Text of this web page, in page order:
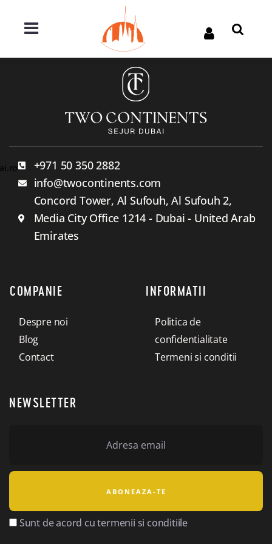
+971 50 350 2882
info@twocontinents.com
Concord Tower, Al Sufouh, Al Sufouh 2,
Media City Office 1214 - Dubai - United Arab
Emirates
COMPANIE
Despre noi
Blog
Contact
INFORMATII
Politica de
confidentialitate
Termeni si conditii
NEWSLETTER
Sunt de acord cu termenii si conditiile